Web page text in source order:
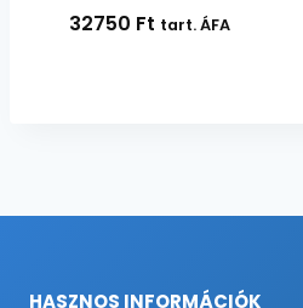
32750 Ft tart. ÁFA
HASZNOS INFORMÁCIÓK